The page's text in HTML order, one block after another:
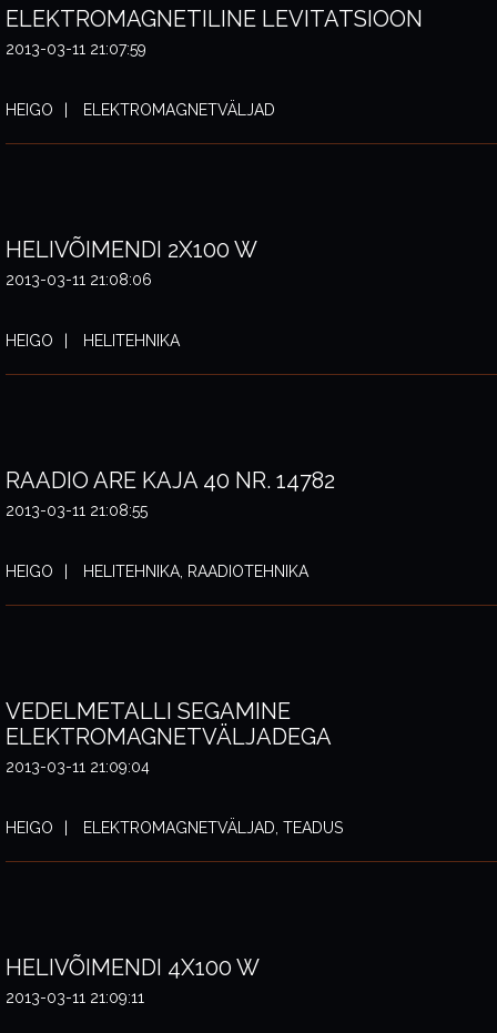
ELEKTROMAGNETILINE LEVITATSIOON
2013-03-11 21:07:59
HEIGO ELEKTROMAGNETVÄLJAD
HELIVÕIMENDI 2X100 W
2013-03-11 21:08:06
HEIGO HELITEHNIKA
RAADIO ARE KAJA 40 NR. 14782
2013-03-11 21:08:55
HEIGO HELITEHNIKA, RAADIOTEHNIKA
VEDELMETALLI SEGAMINE
ELEKTROMAGNETVÄLJADEGA
2013-03-11 21:09:04
HEIGO ELEKTROMAGNETVÄLJAD, TEADUS
HELIVÕIMENDI 4X100 W
2013-03-11 21:09:11